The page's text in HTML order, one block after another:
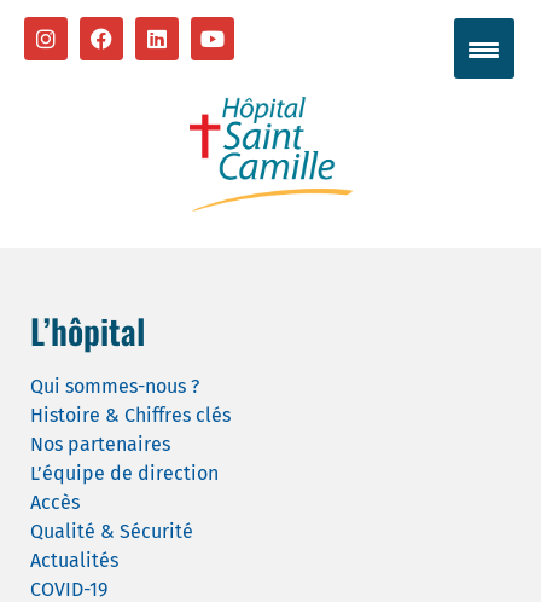
L’hôpital
Qui sommes-nous ?
Histoire & Chiffres clés
Nos partenaires
L’équipe de direction
Accès
Qualité & Sécurité
Actualités
COVID-19